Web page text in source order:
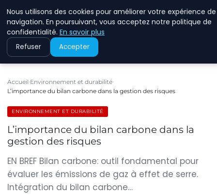
Accueil Environnement et durabilité
L’importance du bilan carbone dans la gestion des risques
ENVIRONNEMENT ET DURABILITÉ
L’importance du bilan carbone dans la
gestion des risques
EN BREF Bilan carbone: outil fondamental pour
évaluer les émissions de gaz à effet de serre.
Intégration du bilan carbone…
Nous utilisons des cookies pour améliorer votre expérience de
navigation. En poursuivant, vous acceptez notre politique de
confidentialité. En savoir plus
Refuser Accepter